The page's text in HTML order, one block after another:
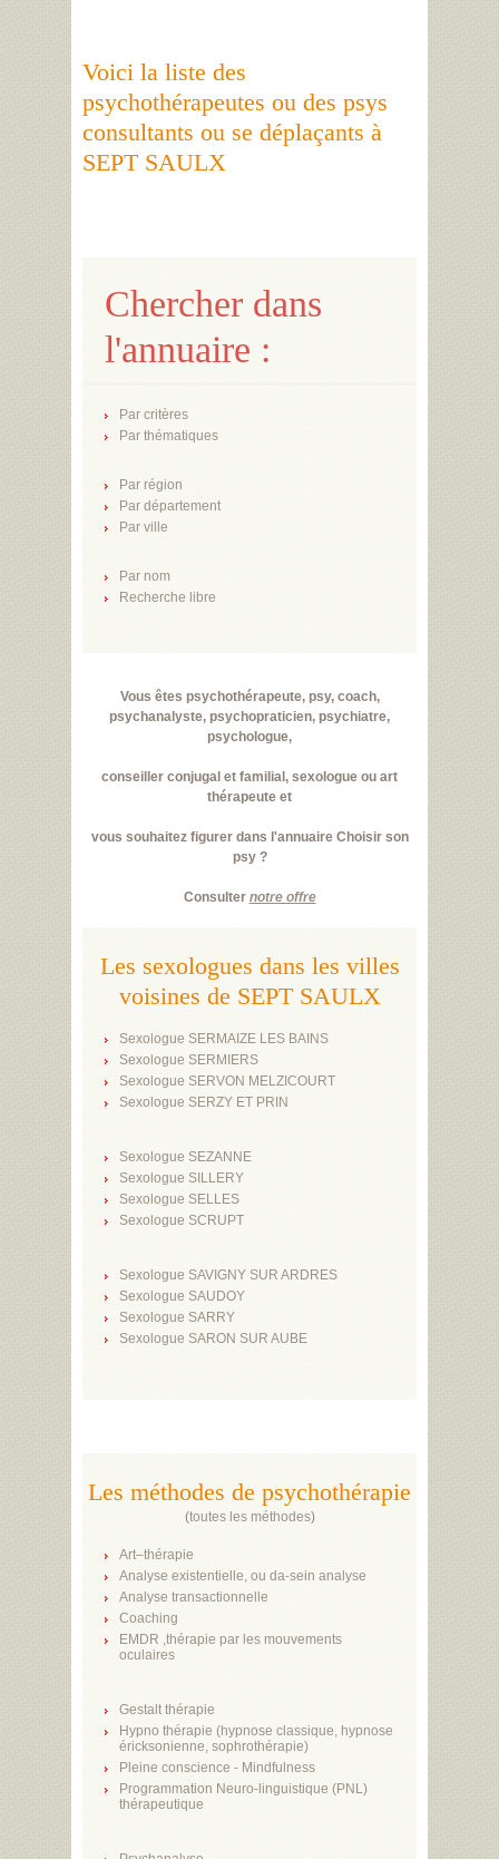
Voici la liste des
psychothérapeutes ou des psys
consultants ou se déplaçants à
SEPT SAULX
Chercher dans
l'annuaire :
Par critères
Par thématiques
Par région
Par département
Par ville
Par nom
Recherche libre
Vous êtes psychothérapeute, psy, coach,
psychanalyste, psychopraticien, psychiatre,
psychologue,
conseiller conjugal et familial, sexologue ou art
thérapeute et
vous souhaitez figurer dans l'annuaire Choisir son
psy ?
Consulter notre offre
Les sexologues dans les villes
voisines de SEPT SAULX
Sexologue SERMAIZE LES BAINS
Sexologue SERMIERS
Sexologue SERVON MELZICOURT
Sexologue SERZY ET PRIN
Sexologue SEZANNE
Sexologue SILLERY
Sexologue SELLES
Sexologue SCRUPT
Sexologue SAVIGNY SUR ARDRES
Sexologue SAUDOY
Sexologue SARRY
Sexologue SARON SUR AUBE
Les méthodes de psychothérapie
(toutes les méthodes)
Art–thérapie
Analyse existentielle, ou da-sein analyse
Analyse transactionnelle
Coaching
EMDR ,thérapie par les mouvements
oculaires
Gestalt thérapie
Hypno thérapie (hypnose classique, hypnose
éricksonienne, sophrothérapie)
Pleine conscience - Mindfulness
Programmation Neuro-linguistique (PNL)
thérapeutique